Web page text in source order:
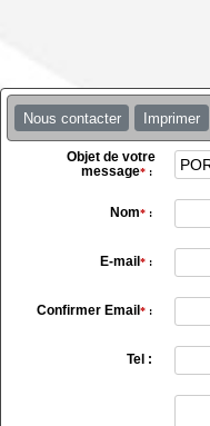
Nous contacter Imprimer
Objet de votre
message*:
Nom*:
E-mail *:
Confirmer Email *:
Tel :